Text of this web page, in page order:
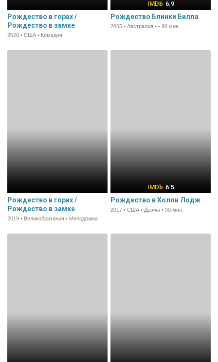
Рождество в горах /
Рождество в замке
2020 • США • Комедия
6.9
Рождество Блинки Билла
2005 • Австралия • • 80 мин.
Рождество в горах /
Рождество в замке
2019 • Великобритания • Мелодрама
6.5
Рождество в Холли Лодж
2017 • США • Драма • 90 мин.